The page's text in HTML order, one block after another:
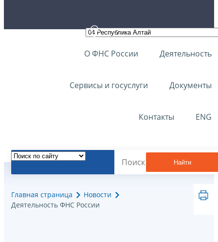
О ФНС России Деятельность
Сервисы и госуслуги Документы
Контакты ENG
Найти
Главная страница
Новости
Деятельность ФНС России